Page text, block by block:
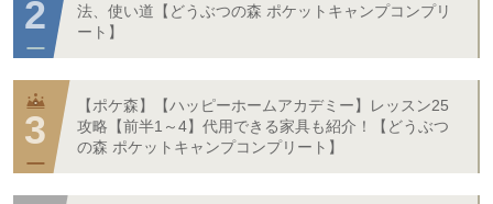
法、使い道【どうぶつの森 ポケットキャンプコンプリ
ート】
【ポケ森】【ハッピーホームアカデミー】レッスン25
攻略【前半1～4】代用できる家具も紹介！【どうぶつ
の森 ポケットキャンプコンプリート】